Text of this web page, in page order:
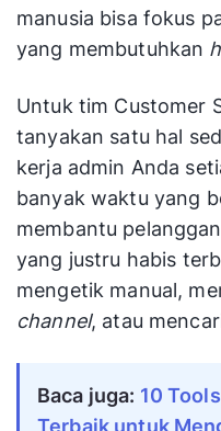
manusia bisa fokus
yang membutuhkan
Untuk tim Customer
tanyakan satu hal
kerja admin Anda
banyak waktu yang
membantu
yang justru habis
mengetik manual,
channel, atau
Baca juga: 10
Terbaik untuk